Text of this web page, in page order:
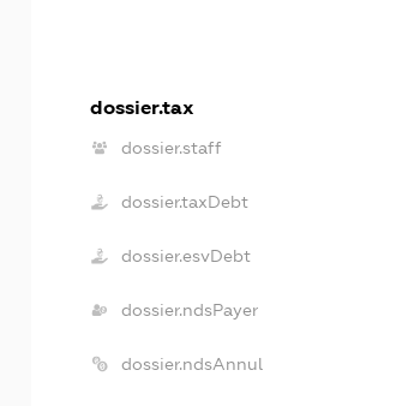
dossier.tax
dossier.staff
dossier.taxDebt
dossier.esvDebt
dossier.ndsPayer
dossier.ndsAnnul